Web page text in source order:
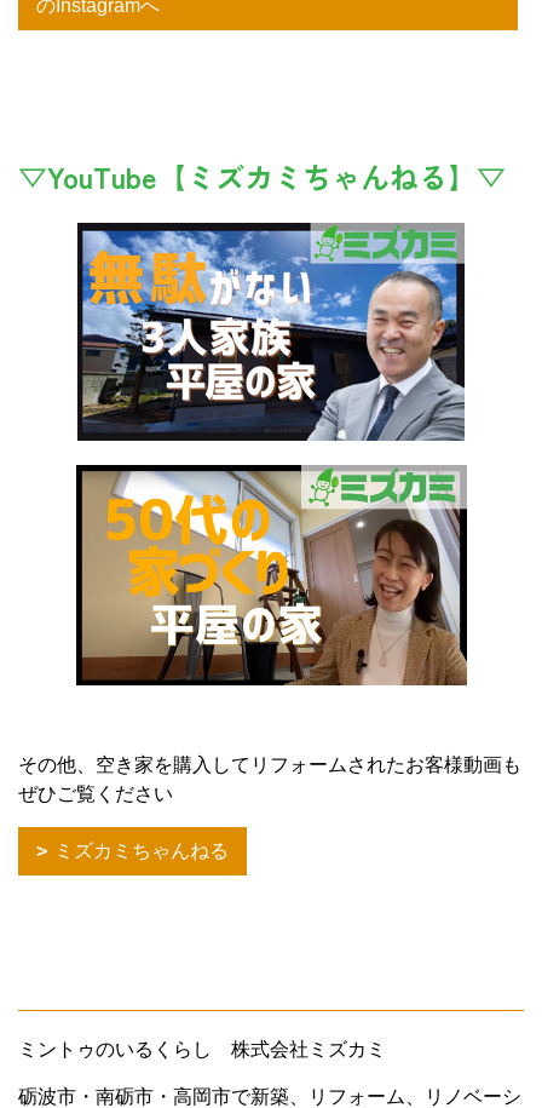
のInstagramへ
▽YouTube【ミズカミちゃんねる】▽
その他、空き家を購入してリフォームされたお客様動画も
ぜひご覧ください
ミズカミちゃんねる
ミントゥのいるくらし 株式会社ミズカミ
砺波市・南砺市・高岡市で新築、リフォーム、リノベーシ